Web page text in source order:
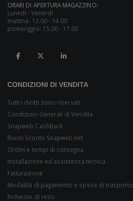
ORARI DI APERTURA MAGAZZINO:
Lunedi - Venerdì
mattina: 12.00 - 14.00
pomeriggio: 15.00 - 17.00
CONDIZIONI DI VENDITA
Tutti i diritti sono riservati
Condizioni Generali di Vendita
Snapweb CashBack
Buoni Sconto Snapweb.net
Ordini e tempi di consegna
Installazione ed assistenza tecnica
Fatturazione
Modalità di pagamento e spese di trasporto
Richieste di reso